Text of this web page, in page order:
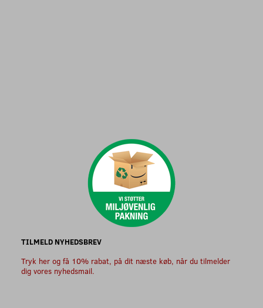
TILMELD NYHEDSBREV
Tryk her og få 10% rabat, på dit næste køb, når du tilmelder
dig vores nyhedsmail.